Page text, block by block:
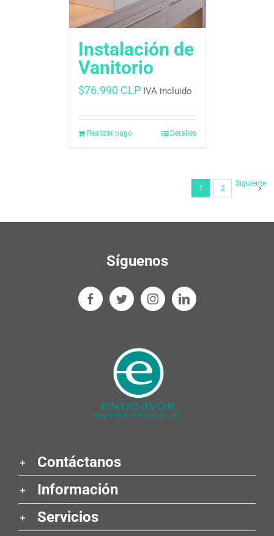
Instalación de
Vanitorio
$76.990 CLP IVA incluido
Realizar pago Detalles
1 2
Siguiente
Síguenos
Contáctanos
Información
Servicios